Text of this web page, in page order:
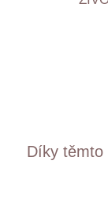
Díky těmto